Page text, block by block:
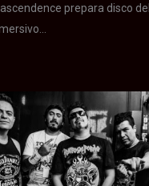
prepara disco